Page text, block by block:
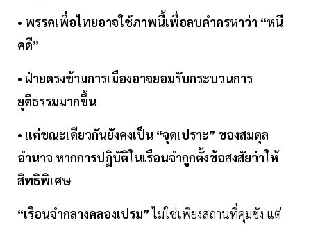
• พรรคเพื่อไทยอาจใช้ภาพนี้เพื่อลบคำครหาว่า “หนี
คดี”
• ฝ่ายตรงข้ามการเมืองอาจยอมรับกระบวนการ
ยุติธรรมมากขึ้น
• แต่ขณะเดียวกันยังคงเป็น “จุดเปราะ” ของสมดุล
อำนาจ หากการปฏิบัติในเรือนจำถูกตั้งข้อสงสัยว่าให้
สิทธิพิเศษ
“เรือนจำกลางคลองเปรม”ไม่ใช่เพียงสถานที่คุมขัง แต่